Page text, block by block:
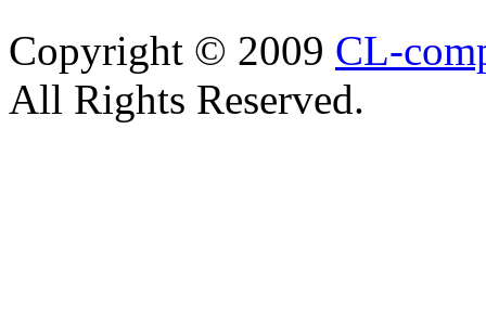
Copyright © 2009 CL-
All Rights Reserved.